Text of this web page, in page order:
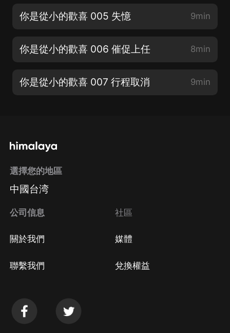
你是從小的歡喜 005 失憶 9min
你是從小的歡喜 006 催促上任 8min
你是從小的歡喜 007 行程取消 9min
選擇您的地區
中國台湾
公司信息
關於我們
聯繫我們
社區
媒體
兌換權益